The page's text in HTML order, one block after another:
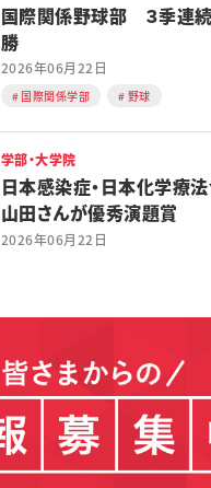
国際関係野球部 ３季連
勝
2026年06月22日
国際関係学部 野球
学部・大学院
日本感染症・日本化学療
山田さんが優秀演題賞
2026年06月22日